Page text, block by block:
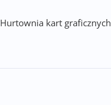
Hurtownia kart graficznych